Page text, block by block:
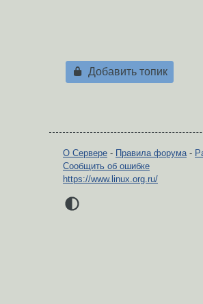
Добавить топик
О Сервере - Правила форума -
Сообщить об ошибке
https://www.linux.org.ru/